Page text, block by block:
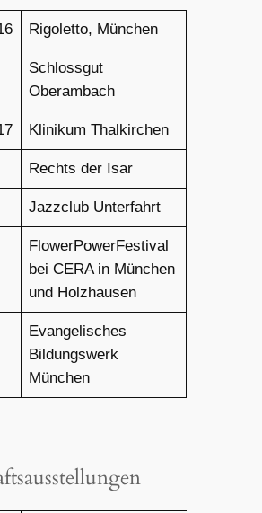
Rigoletto, München
Schlossgut
Oberambach
Klinikum Thalkirchen
Rechts der Isar
Jazzclub Unterfahrt
FlowerPowerFestival
bei CERA in München
und Holzhausen
Evangelisches
Bildungswerk
München